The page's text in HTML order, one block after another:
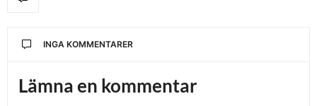
INGA KOMMENTARER
Lämna en kommentar